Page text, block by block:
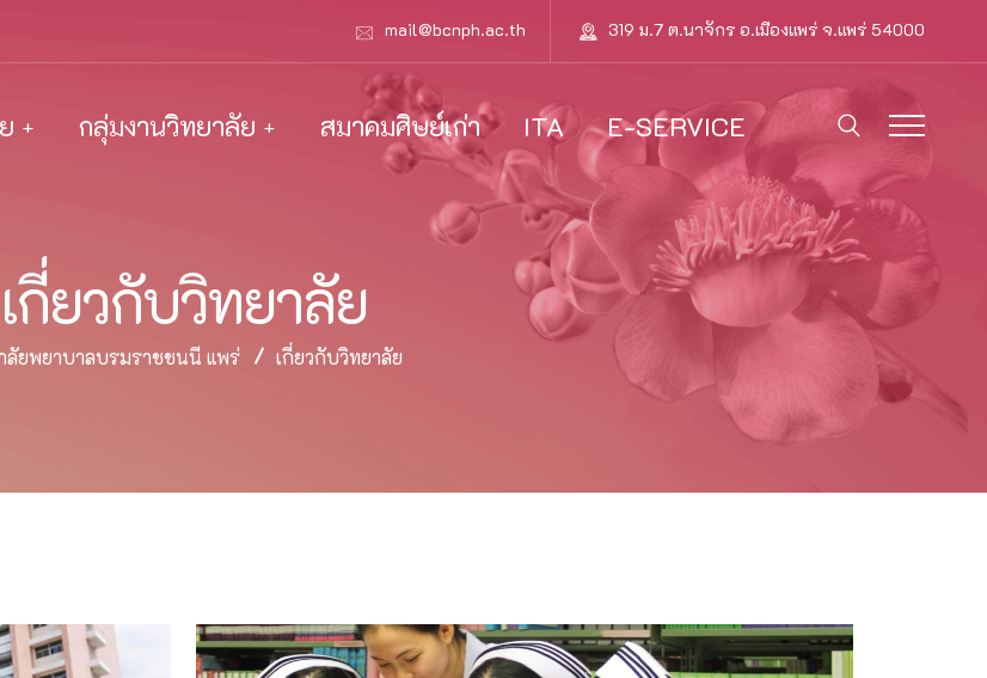
mail@bcnph.ac.th 319 ม.7 ต.นาจักร อ.เมืองแพร่ จ.แพร่ 54000
กลุ่มงานวิทยาลัย สมาคมศิษย์เก่า ITA E-SERVICE
เกี่ยวกับวิทยาลัย
ลัยพยาบาลบรมราชชนนี แพร่ เกี่ยวกับวิทยาลัย